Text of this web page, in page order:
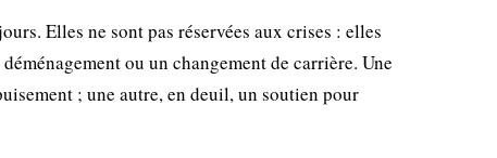
Elles ne sont pas réservées aux crises : elles
ou un changement de carrière. Une
; une autre, en deuil, un soutien pour